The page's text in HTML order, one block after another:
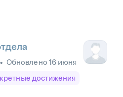
• Обновлено 16 июня
достижения